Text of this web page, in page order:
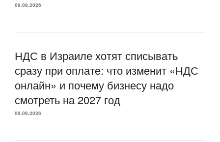
09.08.2026
НДС в Израиле хотят списывать
сразу при оплате: что изменит «НДС
онлайн» и почему бизнесу надо
смотреть на 2027 год
09.08.2026